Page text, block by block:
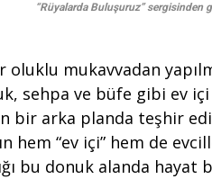
“Rüyalarda Buluşuruz” sergisinden
mukavvadan
sehpa ve büfe gibi ev içi
bir arka planda teşhir
hem “ev içi” hem de
bu donuk alanda